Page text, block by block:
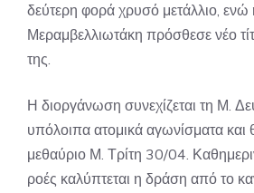
δεύτερη φορά χρυσό μετάλλιο, ενώ
Μεραμβελλιωτάκη πρόσθεσε νέο
της.
Η διοργάνωση συνεχίζεται τη Μ.
υπόλοιπα ατομικά αγωνίσματα
μεθαύριο Μ. Τρίτη 30/04.
ροές καλύπτεται η δράση από το